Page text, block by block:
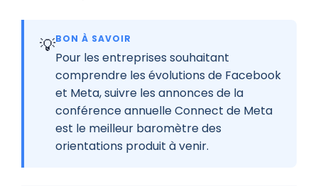
💡BON À SAVOIR
Pour les entreprises souhaitant
comprendre les évolutions de Facebook
et Meta, suivre les annonces de la
conférence annuelle Connect de Meta
est le meilleur baromètre des
orientations produit à venir.